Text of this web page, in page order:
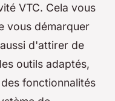
VTC. Cela vous
vous démarquer
d'attirer de
outils adaptés,
fonctionnalités